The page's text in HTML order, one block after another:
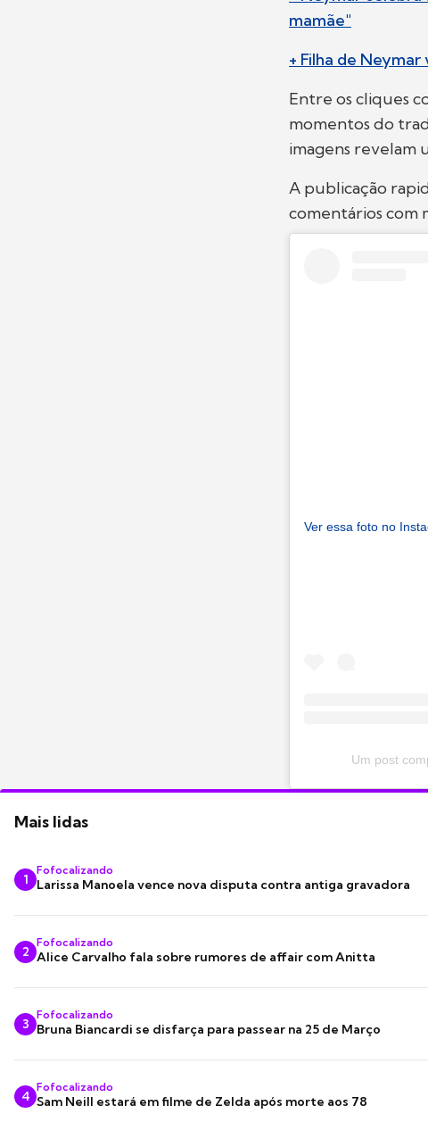
mamãe"
+ Filha de
Entre os cliques
momentos do
imagens revelam
A publicação
comentários com
Ver essa foto no
Um post
Mais lidas
1
Fofocalizando
Larissa Manoela vence nova disputa contra antiga gravadora
2
Fofocalizando
Alice Carvalho fala sobre rumores de affair com Anitta
3
Fofocalizando
Bruna Biancardi se disfarça para passear na 25 de Março
4
Fofocalizando
Sam Neill estará em filme de Zelda após morte aos 78